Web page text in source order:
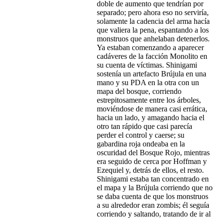
doble de aumento que tendrían por
separado; pero ahora eso no serviría,
solamente la cadencia del arma hacía
que valiera la pena, espantando a los
monstruos que anhelaban detenerlos.
Ya estaban comenzando a aparecer
cadáveres de la facción Monolito en
su cuenta de víctimas. Shinigami
sostenía un artefacto Brújula en una
mano y su PDA en la otra con un
mapa del bosque, corriendo
estrepitosamente entre los árboles,
moviéndose de manera casi errática,
hacia un lado, y amagando hacia el
otro tan rápido que casi parecía
perder el control y caerse; su
gabardina roja ondeaba en la
oscuridad del Bosque Rojo, mientras
era seguido de cerca por Hoffman y
Ezequiel y, detrás de ellos, el resto.
Shinigami estaba tan concentrado en
el mapa y la Brújula corriendo que no
se daba cuenta de que los monstruos
a su alrededor eran zombis; él seguía
corriendo y saltando, tratando de ir al